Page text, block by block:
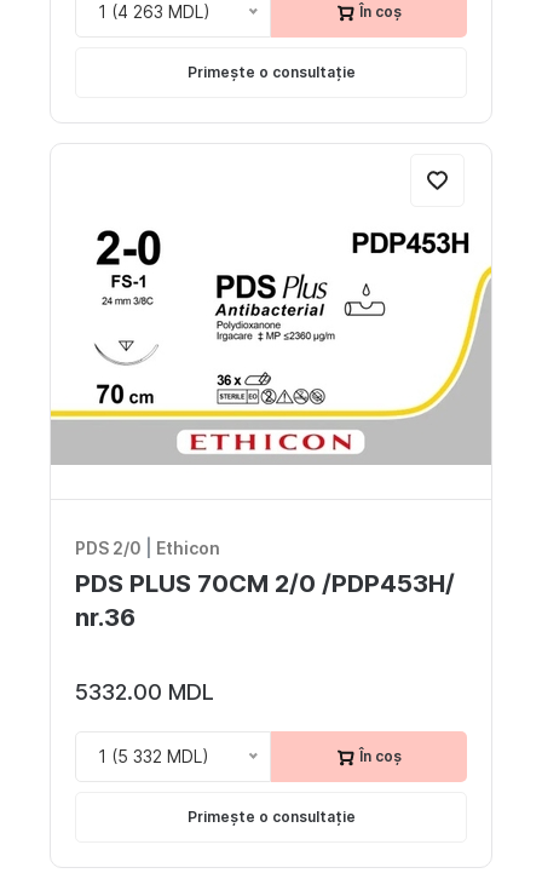
1 (4 263 MDL) În coș
Primește o consultație
PDS 2/0 Ethicon
PDS PLUS 70CM 2/0 /PDP453H/
nr.36
5332.00 MDL
1 (5 332 MDL) În coș
Primește o consultație